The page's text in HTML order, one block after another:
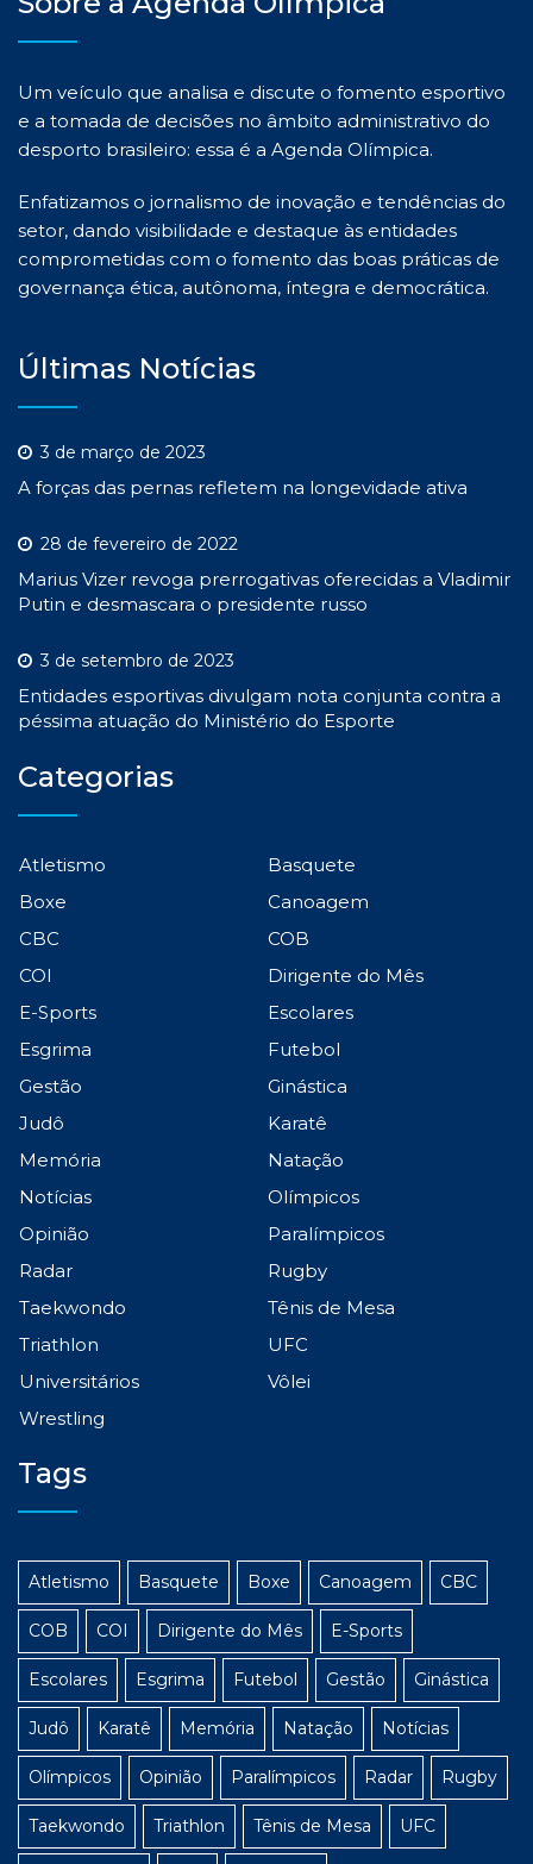
Um veículo que analisa e discute o fomento esportivo
e a tomada de decisões no âmbito administrativo do
desporto brasileiro: essa é a Agenda Olímpica.
Enfatizamos o jornalismo de inovação e tendências do
setor, dando visibilidade e destaque às entidades
comprometidas com o fomento das boas práticas de
governança ética, autônoma, íntegra e democrática.
Últimas Notícias
3 de março de 2023
A forças das pernas refletem na longevidade ativa
28 de fevereiro de 2022
Marius Vizer revoga prerrogativas oferecidas a Vladimir
Putin e desmascara o presidente russo
3 de setembro de 2023
Entidades esportivas divulgam nota conjunta contra a
péssima atuação do Ministério do Esporte
Categorias
Atletismo
Basquete
Boxe
Canoagem
CBC
COB
COI
Dirigente do Mês
E-Sports
Escolares
Esgrima
Futebol
Gestão
Ginástica
Judô
Karatê
Memória
Natação
Notícias
Olímpicos
Opinião
Paralímpicos
Radar
Rugby
Taekwondo
Tênis de Mesa
Triathlon
UFC
Universitários
Vôlei
Wrestling
Tags
Atletismo Basquete Boxe Canoagem CBC
COB COI Dirigente do Mês E-Sports
Escolares Esgrima Futebol Gestão Ginástica
Judô Karatê Memória Natação Notícias
Olímpicos Opinião Paralímpicos Radar Rugby
Taekwondo Triathlon Tênis de Mesa UFC